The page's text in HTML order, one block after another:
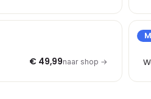
€ 49,99naar shop →